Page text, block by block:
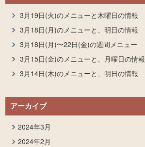
3月19日(火)のメニューと木曜日の情報
3月18日(月)のメニューと、明日の情報
3月18日(月)〜22日(金)の週間メニュー
3月15日(金)のメニューと、月曜日の情報
3月14日(木)のメニューと、明日の情報
アーカイブ
2024年3月
2024年2月